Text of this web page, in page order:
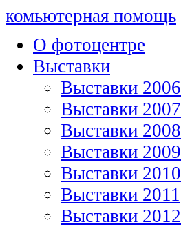
комьютерная помощь
О фотоцентре
Выставки
Выставки 2006
Выставки 2007
Выставки 2008
Выставки 2009
Выставки 2010
Выставки 2011
Выставки 2012